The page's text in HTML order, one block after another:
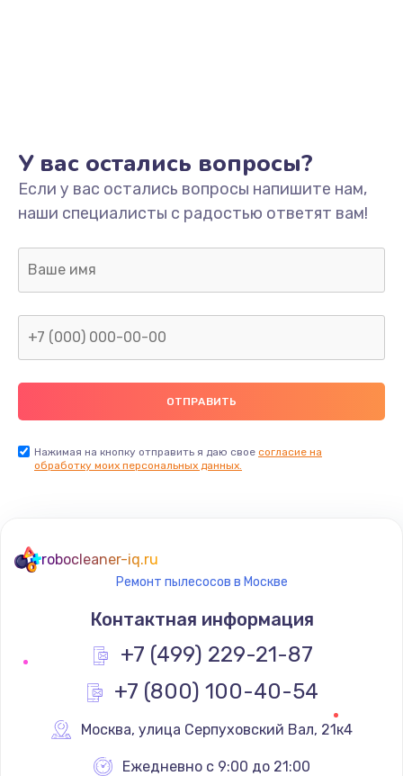
У вас остались вопросы?
Если у вас остались вопросы напишите нам,
наши специалисты с радостью ответят вам!
Нажимая на кнопку отправить я даю свое согласие на
обработку моих персональных данных.
robocleaner-iq.ru
Ремонт пылесосов в Москве
Контактная информация
+7 (499) 229-21-87
+7 (800) 100-40-54
Москва, улица Серпуховский Вал, 21к4
Ежедневно с 9:00 до 21:00